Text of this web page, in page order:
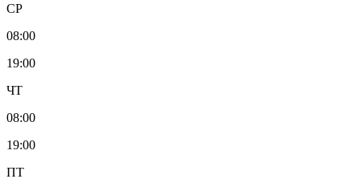
СР
08:00
19:00
ЧТ
08:00
19:00
ПТ